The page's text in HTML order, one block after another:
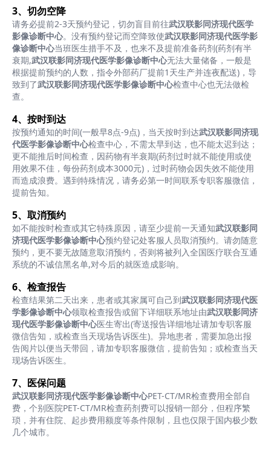
3、切勿空降
请务必提前2-3天预约登记，切勿盲目前往武汉联影同济现代医学
影像诊断中心。没有预约登记而空降致使武汉联影同济现代医学影
像诊断中心当班医生措手不及，也来不及提前准备药剂(药剂有半
衰期,武汉联影同济现代医学影像诊断中心无法大量储备，一般是
根据提前预约的人数，指令外部药厂提前1天生产并连夜配送)，导
致到了武汉联影同济现代医学影像诊断中心检查中心也无法做检
查。
4、按时到达
按预约通知的时间(一般早8点-9点)，当天按时到达武汉联影同济现
代医学影像诊断中心检查中心，不需太早到达，也不能太迟到达；
更不能推后时间检查，因药物有半衰期(药剂过时就不能使用或使
用效果不佳，每份药剂成本3000元)，过时药物会因失效不能使用
而造成浪费。遇到特殊情况，请务必第一时间联系专职客服微信，
提前告知。
5、取消预约
如不能按时检查或其它特殊原因，请至少提前一天通知武汉联影同
济现代医学影像诊断中心预约登记处客服人员取消预约。请勿随意
预约，更不要无故随意取消预约，否则将被列入全国医疗联合互通
系统的不诚信黑名单,对今后的就医造成影响。
6、检查报告
检查结果第二天出来，患者或其家属可自己到武汉联影同济现代医
学影像诊断中心领取检查报告或留下详细联系地址由武汉联影同济
现代医学影像诊断中心医生寄出(寄送报告详细地址请加专职客服
微信告知，或检查当天现场告诉医生)。异地患者，需要加急出报
告阅片以便当天带回，请加专职客服微信，提前告知；或检查当天
现场告诉医生。
7、医保问题
武汉联影同济现代医学影像诊断中心PET-CT/MR检查费用全部自
费，个别医院PET-CT/MR检查药剂费可以报销一部分，但程序繁
琐，并有住院、起步费用额度等条件限制，且也仅限于国内极少数
几个城市。